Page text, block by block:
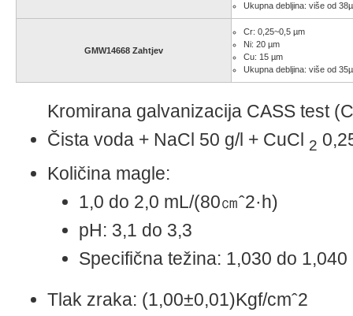
Ukupna debljina: više od
GMW14668 Zahtjev
Cr: 0,25~0,5 µm
Ni: 20 µm
Cu: 15 µm
Ukupna debljina: više od
Kromirana galvanizacija CASS test
Čista voda + NaCl 50 g/l + CuCl 2
Količina magle:
1,0 do 2,0 mL/(80㎝ˆ2·h)
pH: 3,1 do 3,3
Specifična težina: 1,030 do 1,040
Tlak zraka: (1,00±0,01)Kgf/cmˆ2